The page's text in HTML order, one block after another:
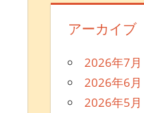
アーカイブ
2026年7月
2026年6月
2026年5月